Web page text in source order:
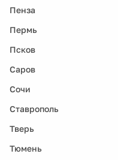
Пенза
Пермь
Псков
Саров
Сочи
Ставрополь
Тверь
Тюмень